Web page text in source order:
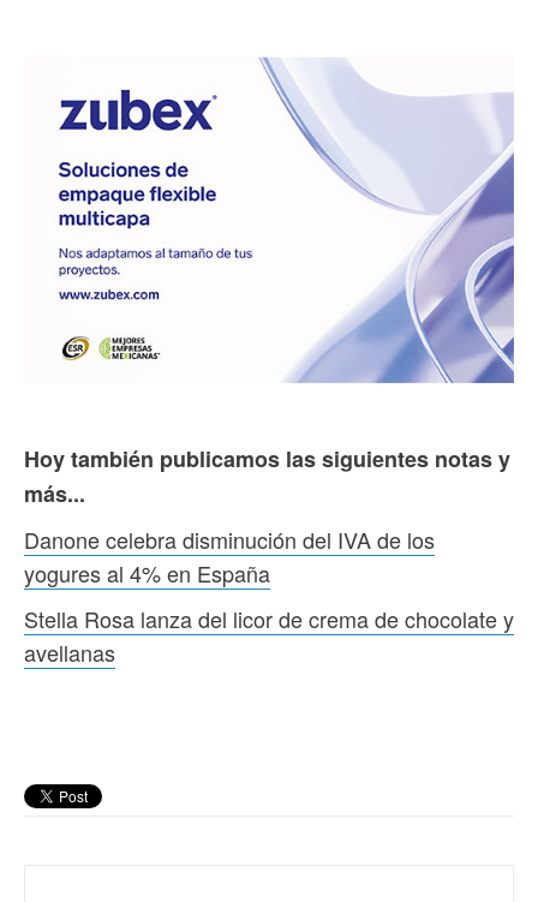
Hoy también publicamos las siguientes notas y
más...
Danone celebra disminución del IVA de los
yogures al 4% en España
Stella Rosa lanza del licor de crema de chocolate y
avellanas